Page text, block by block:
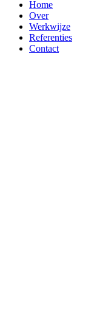
Home
Over
Werkwijze
Referenties
Contact